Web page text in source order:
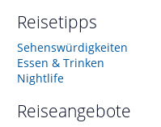
Reisetipps
Sehenswürdigkeiten
Essen & Trinken
Nightlife
Reiseangebote